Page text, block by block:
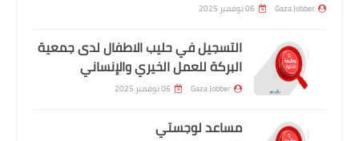
Gaza Jobber 06 نوفمبر 2025
التسجيل في حليب الاطفال لدى جمعية
البركة للعمل الخيري والإنساني
Gaza Jobber 06 نوفمبر 2025
مساعد لوجستي